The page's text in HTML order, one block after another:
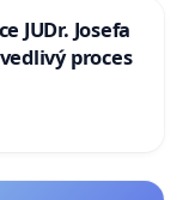
JUDr. Josefa
proces